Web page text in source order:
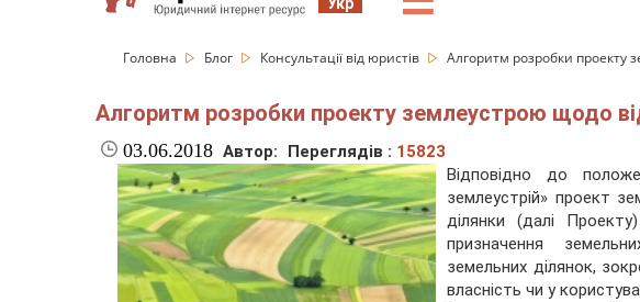
Головна Блог Консультації від юристів Алгоритм розробки проекту
Алгоритм розробки проекту землеустрою щодо
03.06.2018 Автор: Переглядів : 15823
Відповідно до
землеустрій» проект
ділянки (далі
призначення
земельних ділянок,
власність чи у